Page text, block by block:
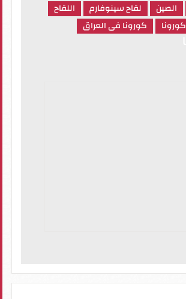
الصين لقاح سينوفارم
اللقاح
كورونا
كورونا فى العراق